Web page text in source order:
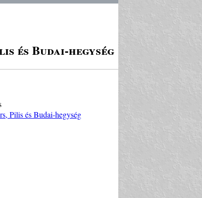
és Budai-hegység
Pilis és Budai-hegység